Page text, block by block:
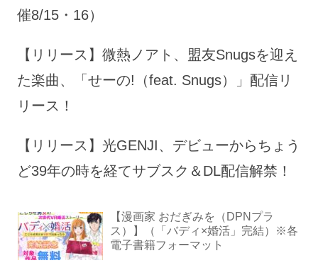
催8/15・16）
【リリース】微熱ノアト、盟友Snugsを迎え
た楽曲、「せーの!（feat. Snugs）」配信リ
リース！
【リリース】光GENJI、デビューからちょう
ど39年の時を経てサブスク＆DL配信解禁！
【漫画家 おだぎみを（DPNプラ
ス）】（「バディ×婚活」完結）※各
電子書籍フォーマット